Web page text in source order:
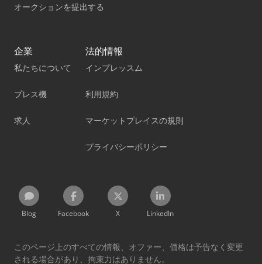
オークションを提出する
企業
私たちについて
プレス機
求人
法的情報
インプレッスム
利用規約
マーケットプレイスの規則
プライバシーポリシー
Blog Facebook X LinkedIn
このページ上のすべての情報、オファー、価格は予告なく変更
される場合があり、拘束力はありません。